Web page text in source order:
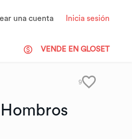
una cuenta Inicia sesión
VENDE EN GLOSET
9
Hombros